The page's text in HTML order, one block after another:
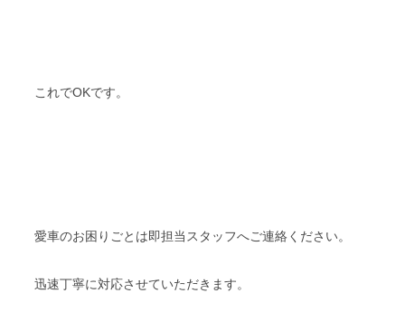
これでOKです。
愛車のお困りごとは即担当スタッフへご連絡ください。
迅速丁寧に対応させていただきます。